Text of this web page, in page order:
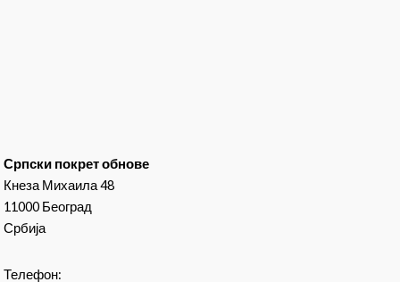
Српски покрет обнове
Кнеза Михаила 48
11000 Београд
Србија
Телефон: